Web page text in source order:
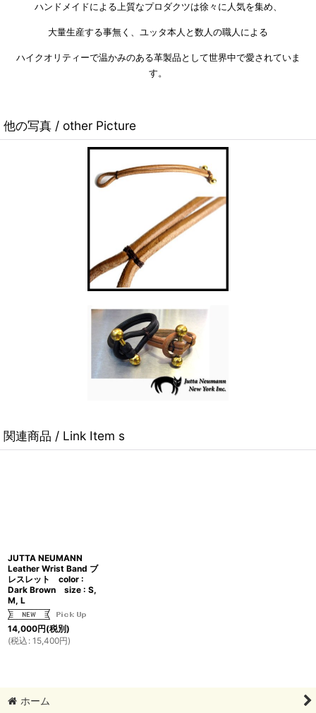
ハンドメイドによる上質なプロダクツは徐々に人気を集め、
大量生産する事無く、ユッタ本人と数人の職人による
ハイクオリティーで温かみのある革製品として世界中で愛されていま
す。
他の写真 / other Picture
関連商品 / Link Item s
JUTTA NEUMANN
Leather Wrist Band ブ
レスレット color :
Dark Brown size : S,
M, L
14,000円(税別)
(税込 : 15,400円)
ホーム